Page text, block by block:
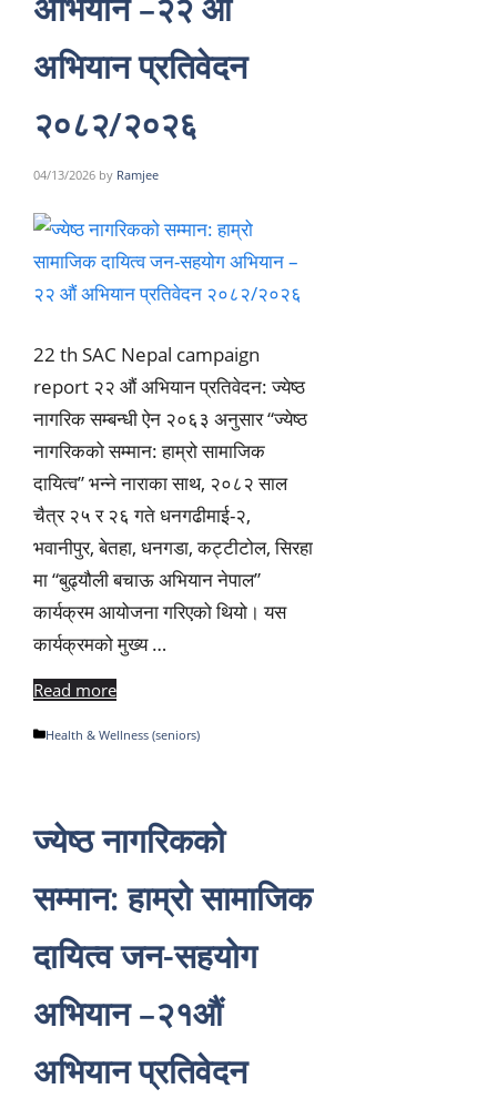
अभियान प्रतिवेदन
२०८२/२०२६
04/13/2026 by Ramjee
22 th SAC Nepal campaign
report २२ औं अभियान प्रतिवेदन: ज्येष्ठ
नागरिक सम्बन्धी ऐन २०६३ अनुसार “ज्येष्ठ
नागरिकको सम्मान: हाम्रो सामाजिक
दायित्व” भन्ने नाराका साथ, २०८२ साल
चैत्र २५ र २६ गते धनगढीमाई-२,
भवानीपुर, बेतहा, धनगडा, कट्टीटोल, सिरहा
मा “बुढ्यौली बचाऊ अभियान नेपाल”
कार्यक्रम आयोजना गरिएको थियो। यस
कार्यक्रमको मुख्य …
Read more
Categories
Health & Wellness (seniors)
ज्येष्ठ नागरिकको
सम्मान: हाम्रो सामाजिक
दायित्व जन-सहयोग
अभियान –२१औं
अभियान प्रतिवेदन